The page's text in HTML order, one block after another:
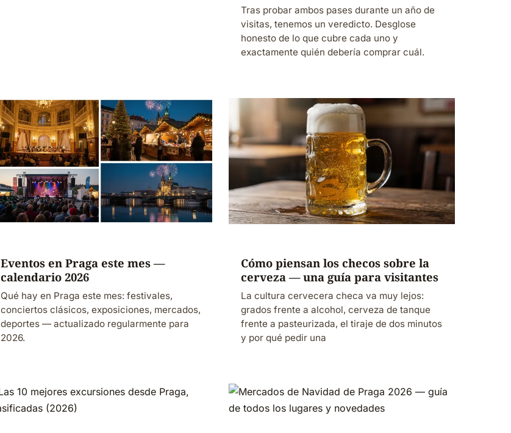
Tras probar ambos pases durante un año de
visitas, tenemos un veredicto. Desglose
honesto de lo que cubre cada uno y
exactamente quién debería comprar cuál.
Eventos en Praga este mes —
calendario 2026
Qué hay en Praga este mes: festivales,
conciertos clásicos, exposiciones, mercados,
deportes — actualizado regularmente para
2026.
Cómo piensan los checos sobre la
cerveza — una guía para visitantes
La cultura cervecera checa va muy lejos:
grados frente a alcohol, cerveza de tanque
frente a pasteurizada, el tiraje de dos minutos
y por qué pedir una